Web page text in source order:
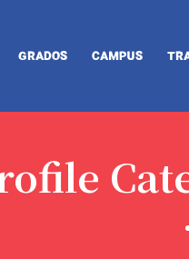
GRADOS CAMPUS